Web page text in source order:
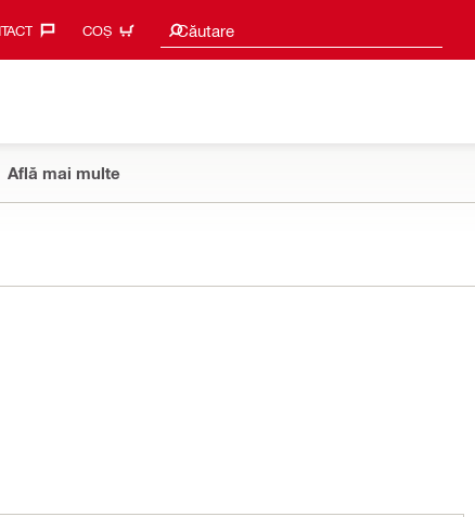
COȘ Căutare
Caută sugestii
Află mai multe